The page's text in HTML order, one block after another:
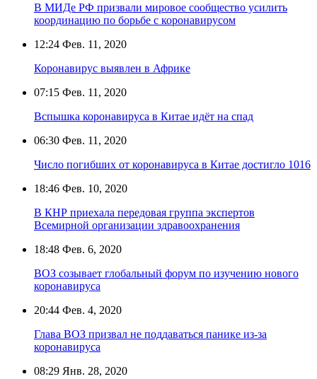
В МИДе РФ призвали мировое сообщество усилить
координацию по борьбе с коронавирусом
12:24 Фев. 11, 2020
Коронавирус выявлен в Африке
07:15 Фев. 11, 2020
Вспышка коронавируса в Китае идёт на спад
06:30 Фев. 11, 2020
Число погибших от коронавируса в Китае достигло 1016
18:46 Фев. 10, 2020
В КНР приехала передовая группа экспертов
Всемирной организации здравоохранения
18:48 Фев. 6, 2020
ВОЗ созывает глобальный форум по изучению нового
коронавируса
20:44 Фев. 4, 2020
Глава ВОЗ призвал не поддаваться панике из-за
коронавируса
08:29 Янв. 28, 2020